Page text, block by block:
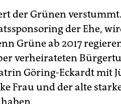
der Grünen
der Ehe,
Grüne ab 2017
verheirateten
Göring-Eckardt mit
Frau und der alte